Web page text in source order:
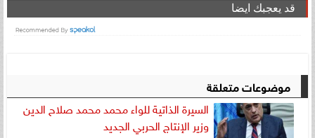
قد يعجبك ايضا
موضوعات متعلقة
السيرة الذاتية للواء محمد محمد صلاح الدين
وزير الإنتاج الحربي الجديد